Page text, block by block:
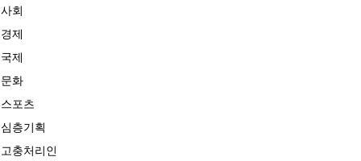
사회
경제
국제
문화
스포츠
심층기획
고충처리인